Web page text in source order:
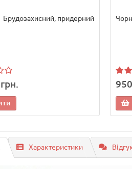
Брудозахисний, придерний
Характеристики